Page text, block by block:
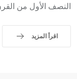
النصف الأول من
اقرأ المزيد